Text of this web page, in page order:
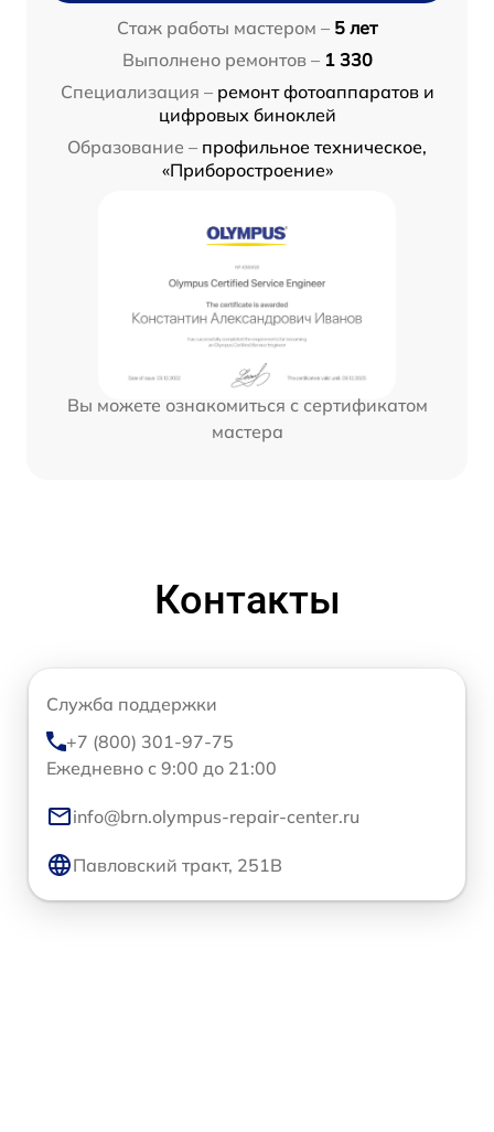
Стаж работы мастером – 5 лет
Выполнено ремонтов – 1 330
Специализация – ремонт фотоаппаратов и
цифровых биноклей
Образование – профильное техническое,
«Приборостроение»
Вы можете ознакомиться с сертификатом
мастера
Контакты
Служба поддержки
+7 (800) 301-97-75
Ежедневно с 9:00 до 21:00
info@brn.olympus-repair-center.ru
Павловский тракт, 251В